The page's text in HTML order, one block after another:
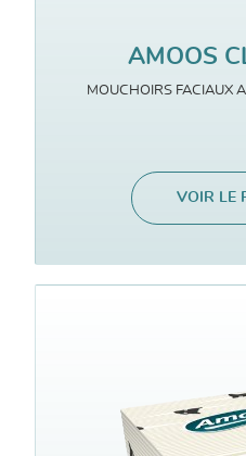
AMOOS
MOUCHOIRS FACIAUX
VOIR LE